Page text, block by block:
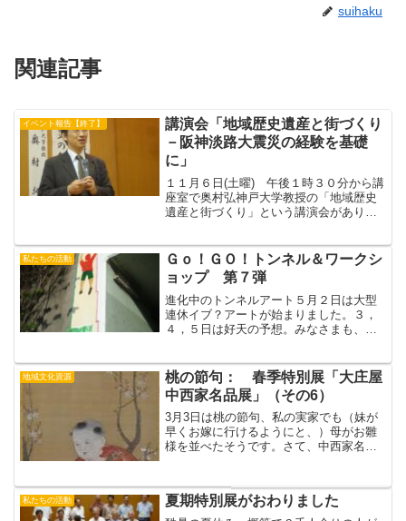
suihaku
関連記事
イベント報告【終了】
講演会「地域歴史遺産と街づくり
－阪神淡路大震災の経験を基礎
に」
１１月６日(土曜) 午後１時３０分から講
座室で奥村弘神戸大学教授の「地域歴史
遺産と街づくり」という講演会がありま
言葉です。【地域社会の危機】兵庫県で
は阪神淡路大震災以...
私たちの活動
Ｇｏ！ＧＯ！トンネル＆ワークシ
ョップ 第７弾
進化中のトンネルアート５月２日は大型
連休イブ？アートが始まりました。３，
４，５日は好天の予想。みなさまも、現
地域文化資源
桃の節句： 春季特別展「大庄屋
中西家名品展」（その6）
3月3日は桃の節句、私の実家でも（妹が
早くお嫁に行けるようにと、）母がお雛
様を並べたそうです。さて、中西家名品
ぶずれますが）。月岡雪鼎筆「鶏に唐子
図」大きな雄鶏（おんど...
私たちの活動 夏期特別展がおわりました